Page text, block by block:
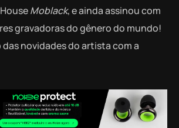
Moblack, e ainda assinou com
gravadoras do gênero do mundo!
novidades do artista com a